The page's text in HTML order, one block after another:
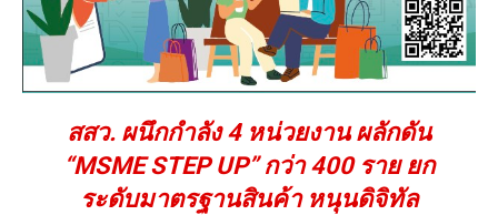
สสว. ผนึกกำลัง 4 หน่วยงาน ผลักดัน
“MSME STEP UP” กว่า 400 ราย ยก
ระดับมาตรฐานสินค้า หนุนดิจิทัล